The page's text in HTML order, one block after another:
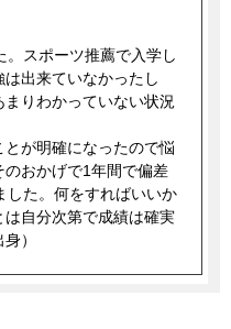
。スポーツ推薦で入学し
出来ていなかったし
りわかっていない状況
が明確になったので悩
おかげで1年間で偏差
した。何をすればいいか
自分次第で成績は確実
）